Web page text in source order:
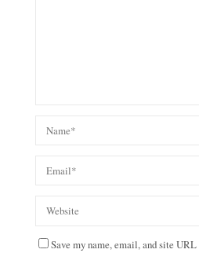
Save my name, email, and site